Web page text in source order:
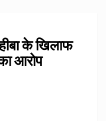
के खिलाफ
आरोप